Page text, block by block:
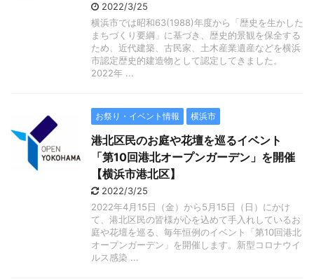
2022/3/25
横浜市では昭和63(1988)年度から「歴史を生かした
まちづくり要綱」に基づき、歴史的景観を保全する
ため、近代建築、古民家、土木産業遺産などを横浜
市認定歴史的建造物として認定してきました。
2022年 ...
お祭り・イベント情報 横浜市
港北区民のお庭や花壇を巡るイベント
「第10回港北オープンガーデン」を開催
【横浜市港北区】
2022/3/25
2022年4月15日（金）から5月15日（日）にかけ
て、港北区民の皆様が心を込めて手入れしているお
庭や花壇を巡る、毎年恒例のイベント「第10回港北
オープンガーデン」を開催します。新型コロナウイ
ルス感染 ...